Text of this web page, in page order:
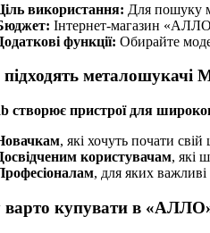
використання: Для пошуку
Інтернет-магазин
функції: Обирайте
металошукачі
створює пристрої для
, які хочуть почати
користувачам, які
, для яких важливі
купувати в